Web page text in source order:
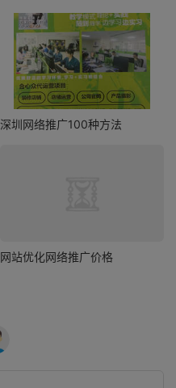
深圳网络推广100种方法
网站优化网络推广价格